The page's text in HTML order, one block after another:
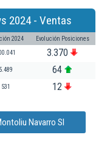
2024 - Ventas
2024 Evolución Posiciones
3.370
5.489 64
531 12
Navarro Sl